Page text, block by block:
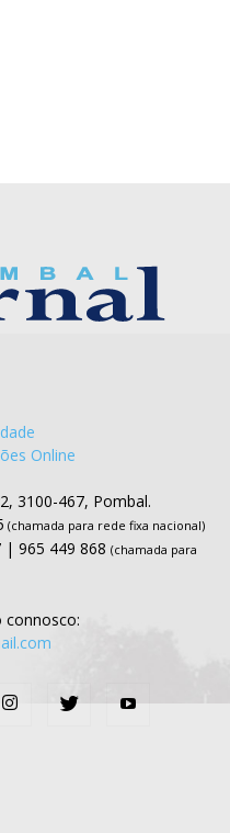
Online
3100-467, Pombal.
(chamada para rede fixa nacional)
| 965 449 868 (chamada para
connosco: